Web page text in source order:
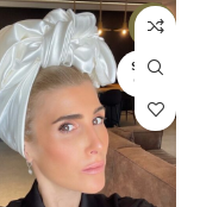
-20%
SOLD
OUT